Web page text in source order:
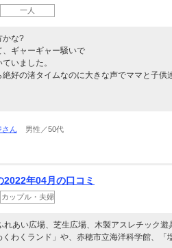
一人
かな?
ギャーギャー騒いで
いました。
絶好の渚タイムなのに大きな声でママと子
さん 男性／50代
年04月の口コミ
カップル・夫婦
れあい広場、芝生広場、木製アスレチック
わくランド」や、赤穂市立海洋科学館、「